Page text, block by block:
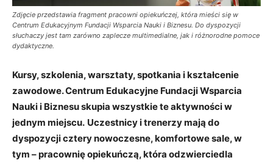
Zdjęcie przedstawia fragment pracowni opiekuńczej, która mieści się w
Centrum Edukacyjnym Fundacji Wsparcia Nauki i Biznesu. Do dyspozycji
słuchaczy jest tam zarówno zaplecze multimedialne, jak i różnorodne pomoce
dydaktyczne.
Kursy, szkolenia, warsztaty, spotkania i kształcenie
zawodowe. Centrum Edukacyjne Fundacji Wsparcia
Nauki i Biznesu skupia wszystkie te aktywności w
jednym miejscu. Uczestnicy i trenerzy mają do
dyspozycji cztery nowoczesne, komfortowe sale, w
tym – pracownię opiekuńczą, która odzwierciedla